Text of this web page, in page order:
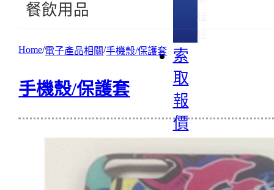
索
取
報
價
餐飲用品
Home 電子產品相關 手機殼/保護套
手機殼/保護套